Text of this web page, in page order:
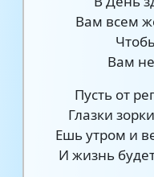
Вам всем
Вам
Пусть от
Глазки
Ешь утром и
И жизнь